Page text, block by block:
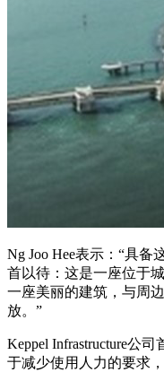
Ng Joo Hee表示：“具
首以待：这是一座位于
一座美丽的建筑，与周
放。”
Keppel Infrastructure公
于减少使用人力的要求